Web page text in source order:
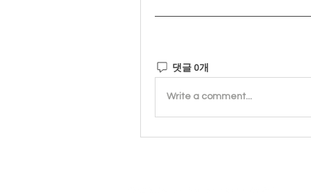
댓글 0개
Write a comment...